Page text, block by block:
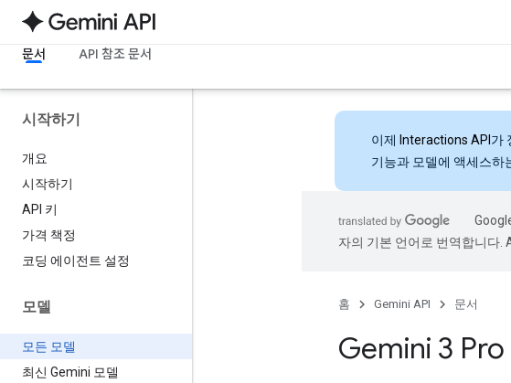
문서 API 참조 문서
시작하기
개요
시작하기
API 키
가격 책정
코딩 에이전트 설정
모델
모든 모델
최신 Gemini 모델
이제 Interactions API 가
기능과 모델에 액세스하
자의 기본 언어로 번역합니다.
홈 Gemini API 문서
Gemini 3 Pro